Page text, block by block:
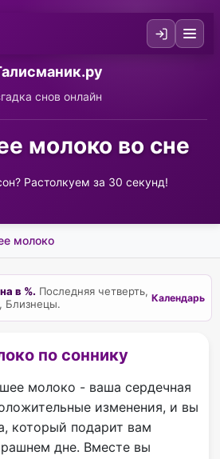
снов онлайн
молоко во сне
Растолкуем за 30 секунд!
молоко
в %. Последняя четверть,
Близнецы.
Календарь
по соннику
молоко - ваша сердечная
изменения, и вы
который подарит вам
дне. Вместе вы